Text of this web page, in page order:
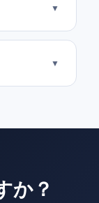
▼
▼
か？